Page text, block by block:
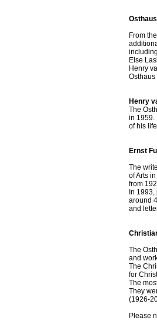
From
Else
Henry
Osthaus
Henry
The
in 1959.
of his
Ernst
The
of Arts
from
In
around
and
The
and
The
for
The
They
(1926-
Please